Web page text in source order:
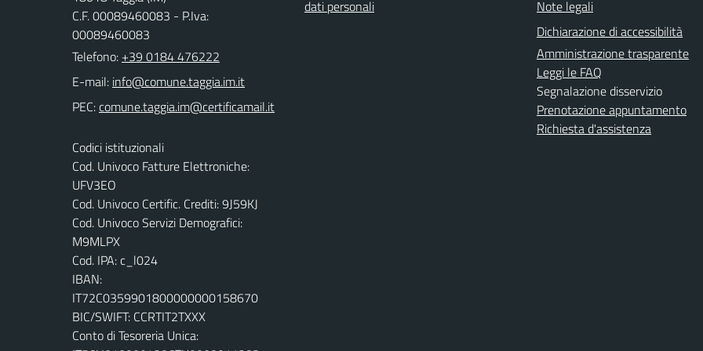
C.F. 00089460083 - P.Iva:
00089460083
Telefono: +39 0184 476222
E-mail:
PEC:
Codici istituzionali
Cod. Univoco Fatture Elettroniche:
UFV3EO
Cod. Univoco Certific. Crediti: 9J59KJ
Cod. Univoco Servizi Demografici:
M9MLPX
Cod. IPA: c_l024
IBAN:
IT72C0359901800000000158670
BIC/SWIFT: CCRTIT2TXXX
Conto di Tesoreria Unica:
dati personali
Note legali
Dichiarazione di accessibilità
Amministrazione trasparente
Leggi le FAQ
Segnalazione disservizio
Prenotazione appuntamento
Richiesta d'assistenza